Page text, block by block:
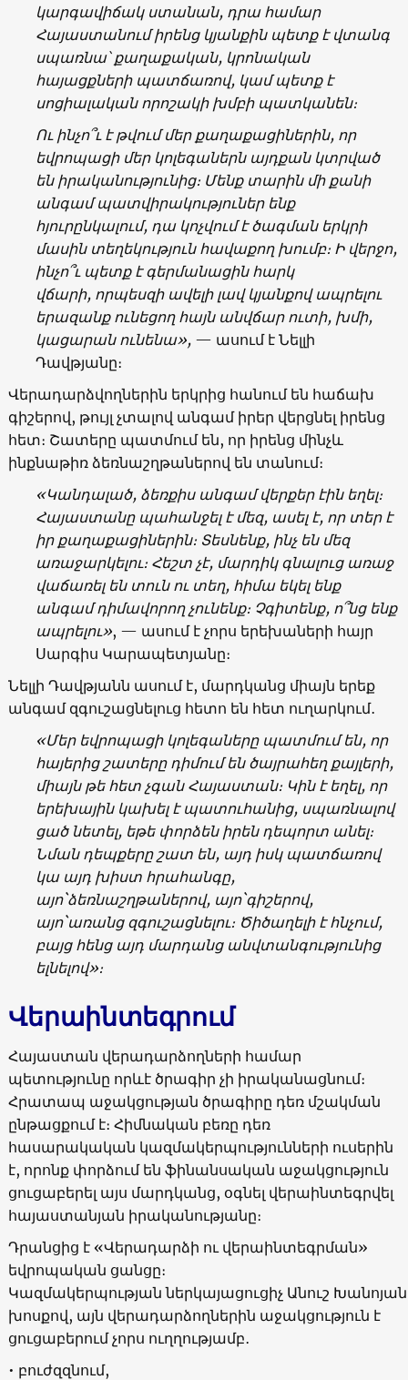
կարգավիճակ ստանան, դրա համար
Հայաստանում իրենց կյանքին պետք է վտանգ
սպառնա՝քաղաքական, կրոնական
հայացքների պատճառով, կամպետք է
սոցիալական որոշակի խմբի պատկանեն։
Ու ինչո՞ւ է թվում մեր քաղաքացիներին, որ
եվրոպացի մեր կոլեգաներն այդքան կտրված
են իրականությունից։ Մենք տարին մի քանի
անգամ պատվիրակություներ ենք
հյուրընկալում, դա կոչվում է ծագման երկրի
մասին տեղեկություն հավաքող խումբ։ Ի վերջո,
ինչո՞ւ պետք է գերմանացին հարկ
վճարի, որպեսզի ավելի լավ կյանքով ապրելու
երազանք ունեցող հայն անվճար ուտի, խմի,
կացարան ունենա»,— ասում է Նելլի
Դավթյանը։
Վերադարձվողներին երկրից հանում են հաճախ
գիշերով, թույլ չտալով անգամ իրեր վերցնել իրենց
հետ։ Շատերը պատմում են, որ իրենց մինչև
ինքնաթիռ ձեռնաշղթաներով են տանում։
«Կանդալած, ձեռքիս անգամ վերքեր էին եղել։
Հայաստանը պահանջել է մեզ, ասել է, որ տեր է
իր քաղաքացիներին։ Տեսնենք, ինչ են մեզ
առաջարկելու։ Հեշտ չէ, մարդիկ գնալուց առաջ
վաճառել են տուն ու տեղ, հիմա եկել ենք
անգամ դիմավորող չունենք։ Չգիտենք, ո՞նց ենք
ապրելու», — ասում է չորս երեխաների հայր
Սարգիս Կարապետյանը։
Նելլի Դավթյանն ասում է, մարդկանց միայն երեք
անգամ զգուշացնելուց հետո են հետ ուղարկում․
«Մերեվրոպացի կոլեգաները պատմում են, որ
հայերից շատերը դիմում են ծայրահեղ քայլերի,
միայն թե հետ չգան Հայաստան։ Կին է եղել, որ
երեխային կախել է պատուհանից, սպառնալով
ցած նետել, եթե փորձեն իրեն դեպորտ անել։
Նման դեպքերը շատ են, այդ իսկ պատճառով
կա այդ խիստ հրահանգը,
այո`ձեռնաշղթաներով, այո`գիշերով,
այո`առանց զգուշացնելու։ Ծիծաղելի է հնչում,
բայց հենց այդ մարդանց անվտանգությունից
ելնելով»։
Վերաինտեգրում
Հայաստան վերադարձողների համար
պետությունը որևէ ծրագիր չի իրականացնում։
Հրատապ աջակցության ծրագիրը դեռ մշակման
ընթացքում է։ Հիմնական բեռը դեռ
հասարակական կազմակերպությունների ուսերին
է, որոնք փորձում են ֆինանսական աջակցություն
ցուցաբերել այս մարդկանց, օգնել վերաինտեգրվել
հայաստանյան իրականությանը։
Դրանցից է «Վերադարձի ու վերաինտեգրման»
եվրոպական ցանցը։
Կազմակերպության ներկայացուցիչ Անուշ
խոսքով, այն վերադարձողներին աջակցություն է
ցուցաբերում չորս ուղղությամբ․
• բուժզզնում,